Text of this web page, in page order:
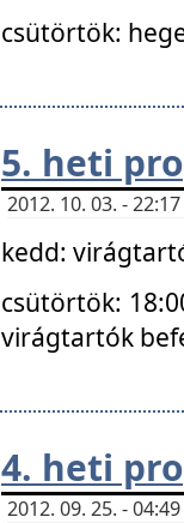
csütörtök:
5. heti
2012. 10. 03. -
kedd:
csütörtök:
virágtartók
4. heti
2012. 09. 25. -